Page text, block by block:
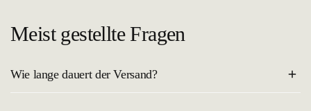
Meist gestellte Fragen
Wie lange dauert der Versand?